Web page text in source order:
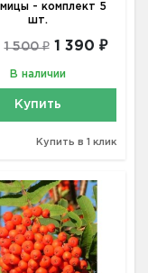
- комплект 5
шт.
1 500 ₽ 1 390 ₽
В наличии
Купить
Купить в 1 клик